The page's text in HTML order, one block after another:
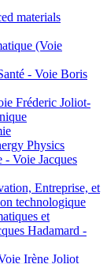
materials
(Voie
- Voie Boris
Fréderic Joliot-
Physics
Voie Jacques
Entreprise, et
technologique
et
Hadamard -
Irène Joliot